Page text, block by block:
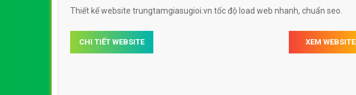
Thiết kế website trungtamgiasugioi.vn tốc độ load web nhanh, chuẩn seo.
CHI TIẾT WEBSITE XEM WEBSITE